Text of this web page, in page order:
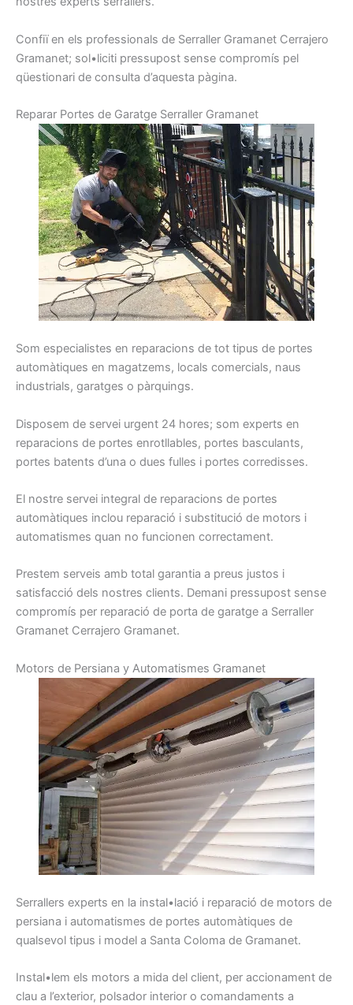
Confiï en els professionals de Serraller Gramanet Cerrajero
Gramanet; sol•liciti pressupost sense compromís pel
qüestionari de consulta d’aquesta pàgina.
Reparar Portes de Garatge Serraller Gramanet
Som especialistes en reparacions de tot tipus de portes
automàtiques en magatzems, locals comercials, naus
industrials, garatges o pàrquings.
Disposem de servei urgent 24 hores; som experts en
reparacions de portes enrotllables, portes basculants,
portes batents d’una o dues fulles i portes corredisses.
El nostre servei integral de reparacions de portes
automàtiques inclou reparació i substitució de motors i
automatismes quan no funcionen correctament.
Prestem serveis amb total garantia a preus justos i
satisfacció dels nostres clients. Demani pressupost sense
compromís per reparació de porta de garatge a Serraller
Gramanet Cerrajero Gramanet.
Motors de Persiana y Automatismes Gramanet
Serrallers experts en la instal•lació i reparació de motors de
persiana i automatismes de portes automàtiques de
qualsevol tipus i model a Santa Coloma de Gramanet.
Instal•lem els motors a mida del client, per accionament de
clau a l’exterior, polsador interior o comandaments a